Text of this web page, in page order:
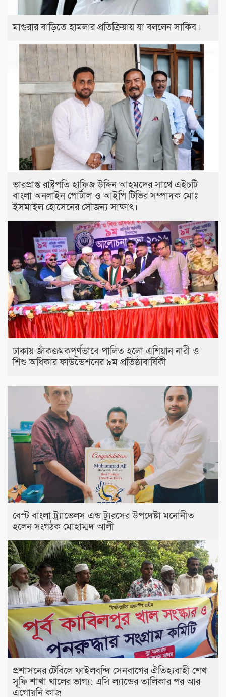
মাগুরার বাড়িতে হামলার প্রতিক্রিয়ায় যা বললেন সাকিব।
ভারপ্রাপ্ত রাষ্ট্রপতি হাফিজ উদ্দিন আহমদের সাথে এইচটি
বাংলা অনলাইন পোর্টাল ও আইপি টিভির সম্পাদক মোঃ
ইসমাইল হোসেনের সৌজন্য সাক্ষাৎ।
ঢাকায় জাঁকজমকপূর্ণভাবে পালিত হলো এশিয়ান নারী ও
শিশু অধিকার ফাউন্ডেশনের ৯ম প্রতিষ্ঠাবার্ষিকী
বেস্ট বাংলা ট্র্যাভেলস এন্ড ট্যুরসের উপদেষ্টা মনোনীত
হলেন সংগঠক মোহাম্মদ আলী
প্রশাসনের টেবিলে ফাইলবন্দি সেনবাগের ঐতিহ্যবাহী শেখ
সূফি শাখা খালের ভাগ্য: এসি ল্যান্ডের তালিকার পর আর
এগোয়নি কাজ